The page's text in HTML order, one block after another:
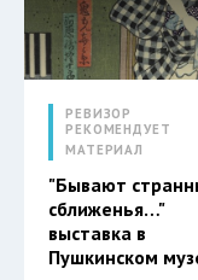
РЕВИЗОР
РЕКОМЕНДУЕТ
МАТЕРИАЛ
"Бывают
сближенья…"
выставка в
Пушкинском